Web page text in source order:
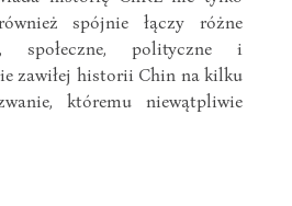
spójnie łączy różne
społeczne, polityczne i
zawiłej historii Chin na kilku
któremu niewątpliwie